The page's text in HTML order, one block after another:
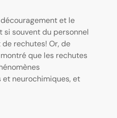
et le
si souvent du personnel
rechutes! Or, de
que les rechutes
neurochimiques, et